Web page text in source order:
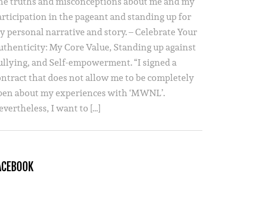
in the pageant and standing up for
personal narrative and story. – Celebrate Your
My Core Value, Standing up against
and Self-empowerment. “I signed a
that does not allow me to be completely
about my experiences with ‘MWNL’.
I want to […]